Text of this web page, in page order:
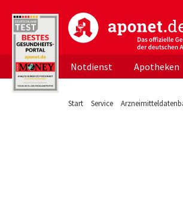
aponet.de - Das offizielle
Notdienst Apotheken
Start Service